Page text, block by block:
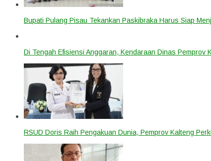
Bupati Pulang Pisau Tekankan Paskibraka Harus Siap
Di Tengah Efisiensi Anggaran, Kendaraan Dinas
RSUD Doris Raih Pengakuan Dunia, Pemprov Kalteng